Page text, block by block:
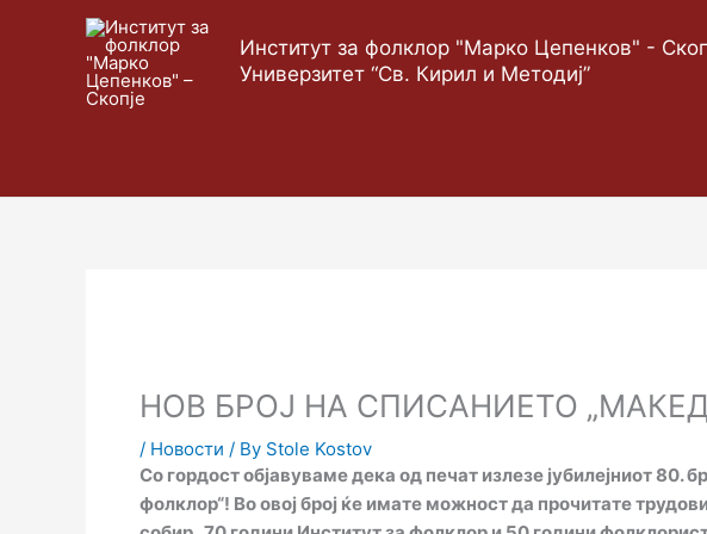
Институт за фолклор "Марко Цепенков" -
Универзитет “Св. Кирил и Методиј”
НОВ БРОЈ НА СПИСАНИЕТО
/ Новости / By Stole Kostov
Со гордост објавуваме дека од печат излезе јубилејниот 80.
фолклор“! Во овој број ќе имате можност да прочитате